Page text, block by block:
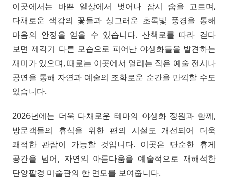
이곳에서는 바쁜 일상에서 벗어나 잠시 숨을 고르며,
다채로운 색감의 꽃들과 싱그러운 초록빛 풍경을 통해
마음의 안정을 얻을 수 있습니다. 산책로를 따라 걷다
보면 제각기 다른 모습으로 피어난 야생화들을 발견하는
재미가 있으며, 때로는 이곳에서 열리는 작은 예술 전시나
공연을 통해 자연과 예술의 조화로운 순간을 만끽할 수도
있습니다.
2026년에는 더욱 다채로운 테마의 야생화 정원과 함께,
방문객들의 휴식을 위한 편의 시설도 개선되어 더욱
쾌적한 관람이 가능할 것입니다. 이곳은 단순한 휴게
공간을 넘어, 자연의 아름다움을 예술적으로 재해석한
단양팔경 미술관의 한 면모를 보여줍니다.